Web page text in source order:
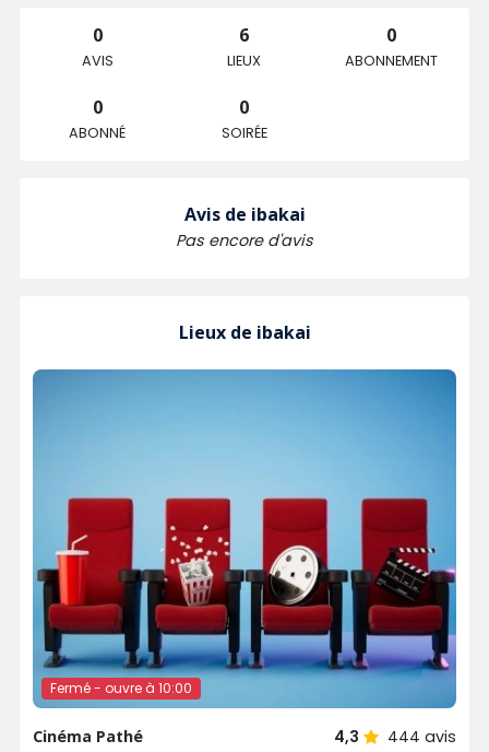
0
AVIS
6
LIEUX
0
ABONNEMENT
0
ABONNÉ
0
SOIRÉE
Avis de ibakai
Pas encore d'avis
Lieux de ibakai
Fermé - ouvre à 10:00
Cinéma Pathé 4,3 444 avis